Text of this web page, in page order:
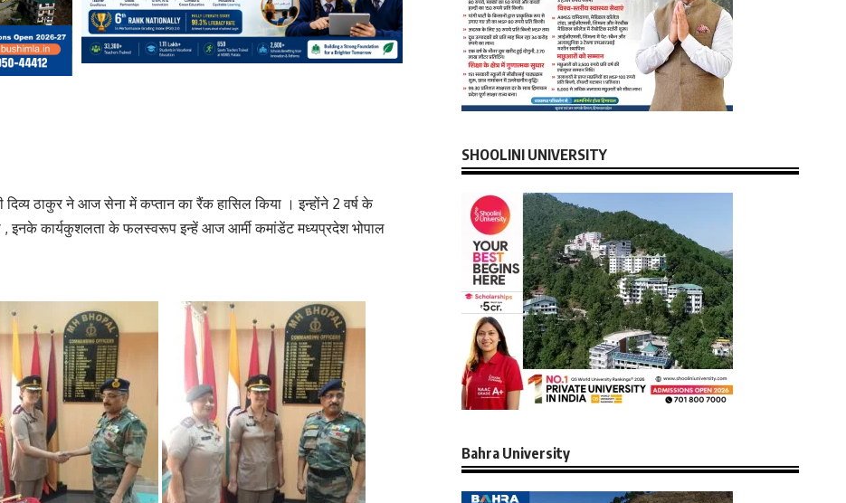
ठाकुर ने आज सेना में कप्तान का रैंक हासिल किया । इन्होंने 2 वर्ष के
, इनके कार्यकुशलता के फलस्वरूप इन्हें आज आर्मी कमांडेंट मध्यप्रदेश भोपाल
SHOOLINI UNIVERSITY
Bahra University